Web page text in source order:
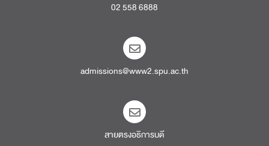
02 558 6888
admissions@www2.spu.ac.th
สายตรงอธิการบดี​